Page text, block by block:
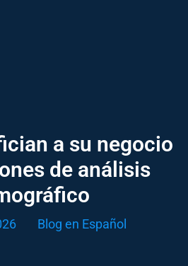
a su negocio
de análisis
Blog en Español